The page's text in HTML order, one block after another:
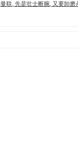
曼联, 先是壮士断腕, 又要卸磨